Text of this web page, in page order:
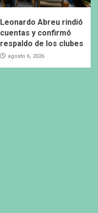
Leonardo Abreu rindió
cuentas y confirmó
respaldo de los clubes
agosto 6, 2026